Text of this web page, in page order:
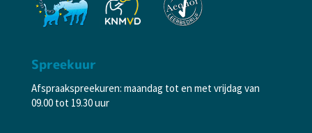
Spreekuur
Afspraakspreekuren: maandag tot en met vrijdag van
09.00 tot 19.30 uur